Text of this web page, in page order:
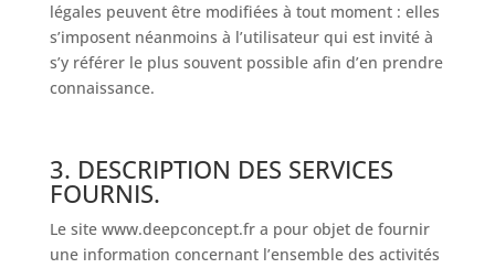
légales peuvent être modifiées à tout moment : elles
s’imposent néanmoins à l’utilisateur qui est invité à
s’y référer le plus souvent possible afin d’en prendre
connaissance.
3. DESCRIPTION DES SERVICES
FOURNIS.
Le sitewww.deepconcept.fr a pour objet de fournir
une information concernant l’ensemble des activités